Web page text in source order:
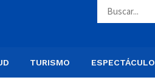
TURISMO ESPECTÁCULO